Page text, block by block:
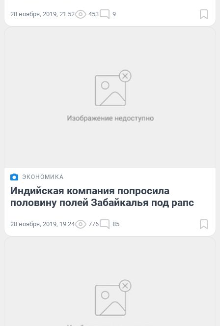
28 ноября, 2019, 21:52 453 9
ЭКОНОМИКА
Индийская компания попросила
половину полей Забайкалья под рапс
28 ноября, 2019, 19:24 776 85